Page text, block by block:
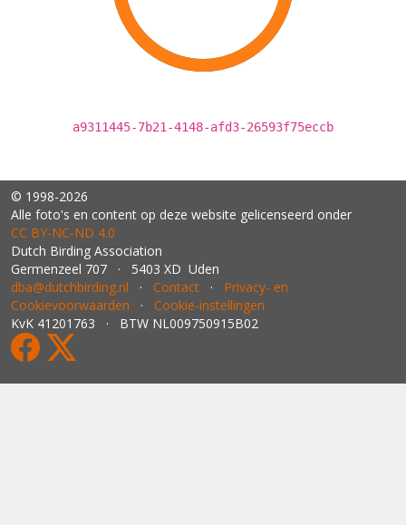
a9311445-7b21-4148-afd3-26593f75eccb
© 1998-2026
Alle foto's en content op deze website gelicenseerd onder
CC BY‑NC‑ND 4.0
Dutch Birding Association
Germenzeel 707 · 5403 XD Uden
dba@dutchbirding.nl · Contact · Privacy- en
Cookievoorwaarden · Cookie-instellingen
KvK 41201763 · BTW NL009750915B02